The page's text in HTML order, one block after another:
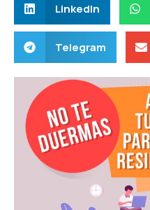
LinkedIn
Telegram